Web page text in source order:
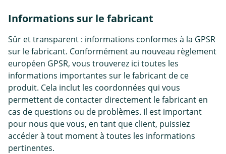
Informations sur le fabricant
Sûr et transparent : informations conformes à la GPSR
sur le fabricant. Conformément au nouveau règlement
européen GPSR, vous trouverez ici toutes les
informations importantes sur le fabricant de ce
produit. Cela inclut les coordonnées qui vous
permettent de contacter directement le fabricant en
cas de questions ou de problèmes. Il est important
pour nous que vous, en tant que client, puissiez
accéder à tout moment à toutes les informations
pertinentes.